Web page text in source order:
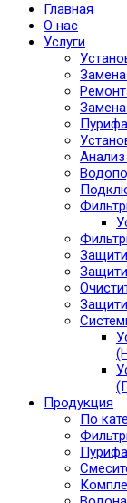
Главная
О нас
Услуги
Продукция
По